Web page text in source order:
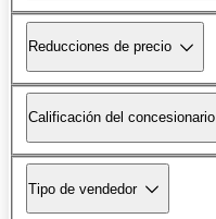
Reducciones de precio
Calificación del concesionario
Tipo de vendedor